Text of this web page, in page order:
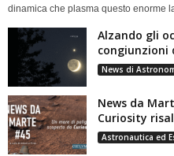
dinamica che plasma questo enorme
Alzando gli
congiunzioni
News di
News da
Curiosity
Astronautica ed